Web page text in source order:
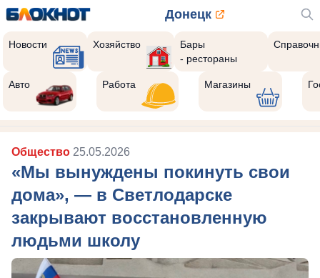
Донецк
Новости Хозяйство
Бары
- рестораны
Авто Работа Магазины
Общество 25.05.2026
«Мы вынуждены покинуть свои
дома», — в Светлодарске
закрывают восстановленную
людьми школу